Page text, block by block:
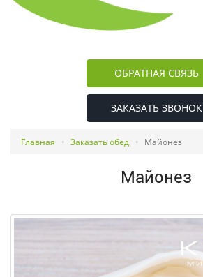
ОБРАТНАЯ СВЯЗЬ
ЗАКАЗАТЬ ЗВОНОК
Главная Заказать обед Майонез
Майонез